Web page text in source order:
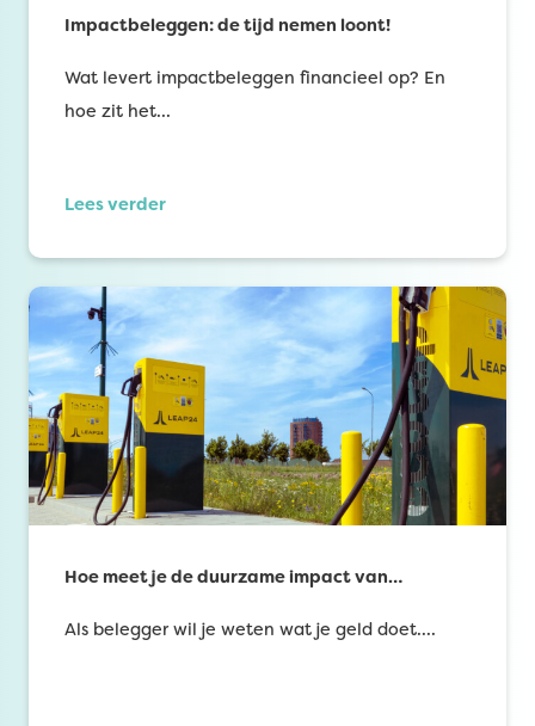
Impactbeleggen: de tijd nemen loont!
Wat levert impactbeleggen financieel op? En
hoe zit het…
Lees verder
Hoe meet je de duurzame impact van…
Als belegger wil je weten wat je geld doet.…